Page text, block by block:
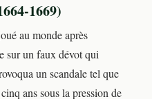
1669)
au monde après
sur un faux dévot qui
un scandale tel que
ans sous la pression de